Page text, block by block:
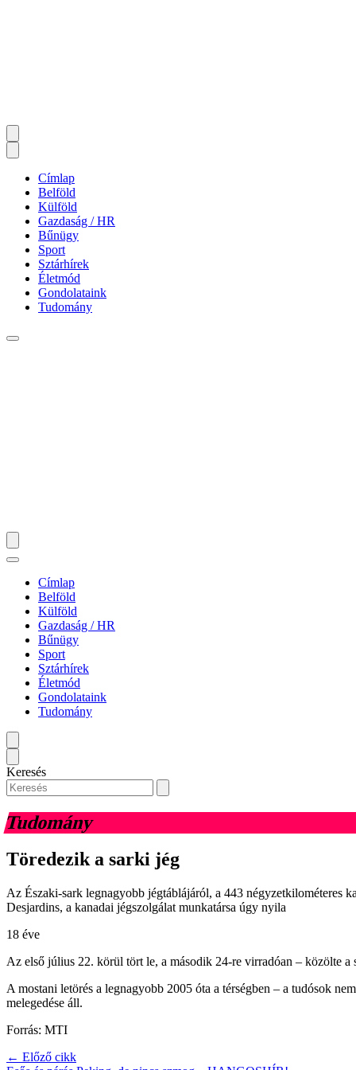
Címlap
Belföld
Külföld
Gazdaság / HR
Bűnügy
Sport
Sztárhírek
Életmód
Gondolataink
Tudomány
Címlap
Belföld
Külföld
Gazdaság / HR
Bűnügy
Sport
Sztárhírek
Életmód
Gondolataink
Tudomány
Keresés
Tudomány
Töredezik a sarki jég
Az Északi-sark legnagyobb jégtáblájáról, a 443 négyzetkilométeres
Desjardins, a kanadai jégszolgálat munkatársa úgy nyila
18 éve
Az első július 22. körül tört le, a második 24-re virradóan – közölte a
A mostani letörés a legnagyobb 2005 óta a térségben – a tudósok
melegedése áll.
Forrás: MTI
← Előző cikk